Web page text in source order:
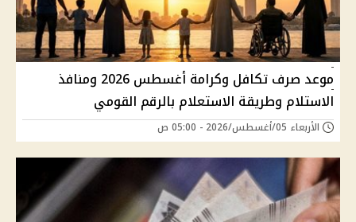
موعد صرف تكافل وكرامة أغسطس 2026 ومنافذ
الاستلام وطريقة الاستعلام بالرقم القومي
الأربعاء 05/أغسطس/2026 - 05:00 ص